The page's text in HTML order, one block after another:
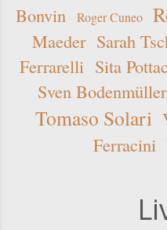
Bonvin
Roger Cuneo
Maeder Sarah
Ferrarelli Sita
Sven Bodenmüller
Tomaso Solari
Ferracini